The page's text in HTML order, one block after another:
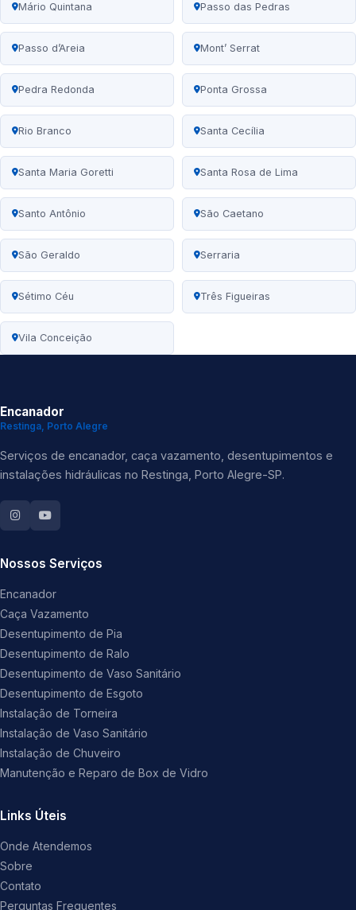
Mário Quintana Passo das Pedras
Passo d’Areia Mont’ Serrat
Pedra Redonda Ponta Grossa
Rio Branco Santa Cecília
Santa Maria Goretti Santa Rosa de Lima
Santo Antônio São Caetano
São Geraldo Serraria
Sétimo Céu Três Figueiras
Vila Conceição
Encanador
Restinga, Porto Alegre
Serviços de encanador, caça vazamento, desentupimentos e
instalações hidráulicas no Restinga, Porto Alegre-SP.
Nossos Serviços
Encanador
Caça Vazamento
Desentupimento de Pia
Desentupimento de Ralo
Desentupimento de Vaso Sanitário
Desentupimento de Esgoto
Instalação de Torneira
Instalação de Vaso Sanitário
Instalação de Chuveiro
Manutenção e Reparo de Box de Vidro
Links Úteis
Onde Atendemos
Sobre
Contato
Perguntas Frequentes